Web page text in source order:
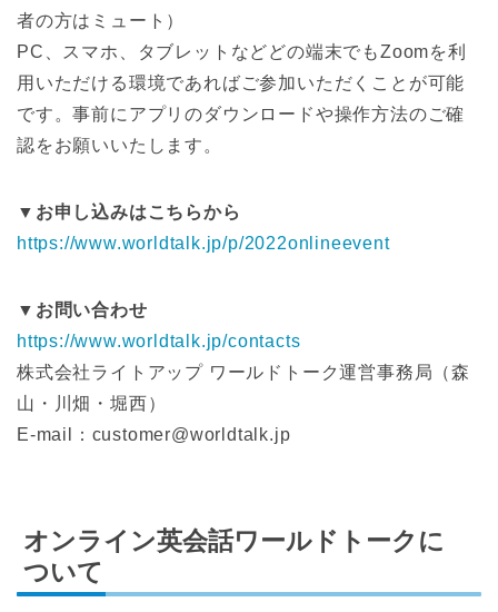
者の方はミュート）
PC、スマホ、タブレットなどどの端末でもZoomを利
用いただける環境であればご参加いただくことが可能
です。事前にアプリのダウンロードや操作方法のご確
認をお願いいたします。
▼お申し込みはこちらから
https://www.worldtalk.jp/p/2022onlineevent
▼お問い合わせ
https://www.worldtalk.jp/contacts
株式会社ライトアップ ワールドトーク運営事務局（森
山・川畑・堀西）
E-mail：customer@worldtalk.jp
オンライン英会話ワールドトークに
ついて